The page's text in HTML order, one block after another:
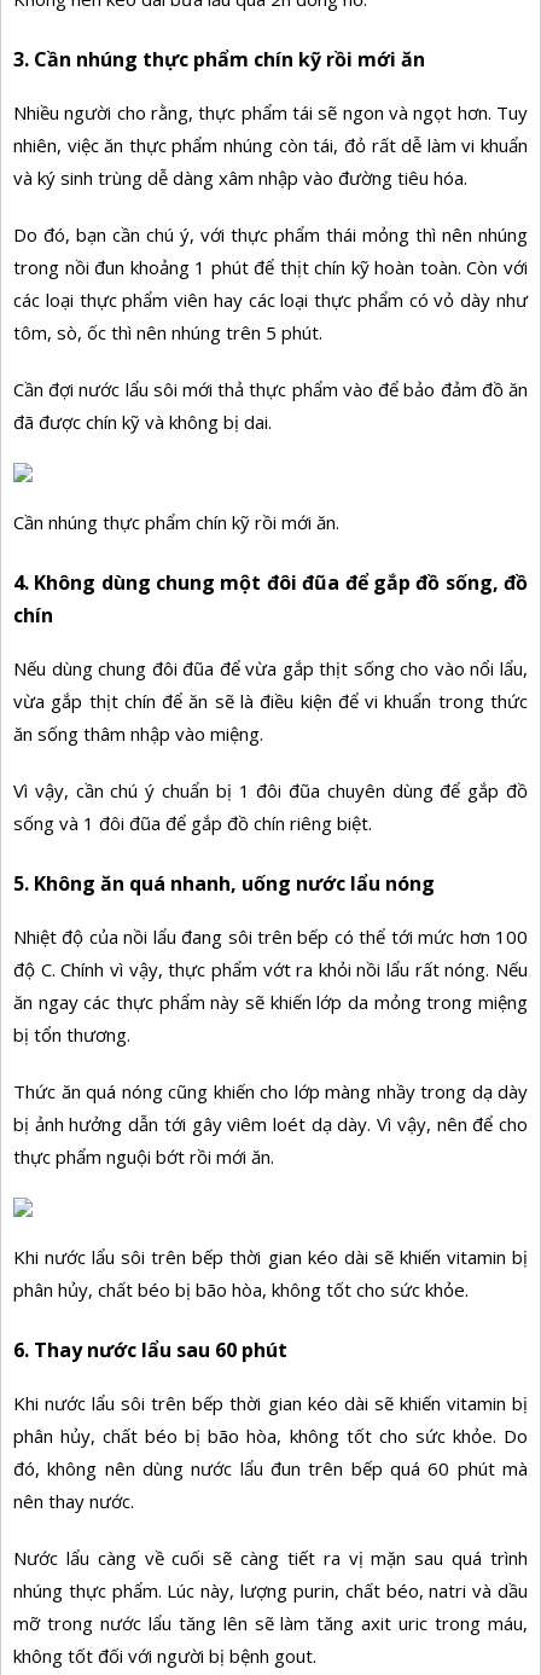
3. Cần nhúng thực phẩm chín kỹ rồi mới ăn
Nhiều người cho rằng, thực phẩm tái sẽ ngon và ngọt hơn. Tuy
nhiên, việc ăn thực phẩm nhúng còn tái, đỏ rất dễ làm vi khuẩn
và ký sinh trùng dễ dàng xâm nhập vào đường tiêu hóa.
Do đó, bạn cần chú ý, với thực phẩm thái mỏng thì nên nhúng
trong nồi đun khoảng 1 phút để thịt chín kỹ hoàn toàn. Còn với
các loại thực phẩm viên hay các loại thực phẩm có vỏ dày như
tôm, sò, ốc thì nên nhúng trên 5 phút.
Cần đợi nước lẩu sôi mới thả thực phẩm vào để bảo đảm đồ ăn
đã được chín kỹ và không bị dai.
Cần nhúng thực phẩm chín kỹ rồi mới ăn.
4. Không dùng chung một đôi đũa để gắp đồ sống, đồ
chín
Nếu dùng chung đôi đũa để vừa gắp thịt sống cho vào nổi lẩu,
vừa gắp thịt chín để ăn sẽ là điều kiện để vi khuẩn trong thức
ăn sống thâm nhập vào miệng.
Vì vậy, cần chú ý chuẩn bị 1 đôi đũa chuyên dùng để gắp đồ
sống và 1 đôi đũa để gắp đồ chín riêng biệt.
5. Không ăn quá nhanh, uống nước lẩu nóng
Nhiệt độ của nồi lẩu đang sôi trên bếp có thể tới mức hơn 100
độ C. Chính vì vậy, thực phẩm vớt ra khỏi nồi lẩu rất nóng. Nếu
ăn ngay các thực phẩm này sẽ khiến lớp da mỏng trong miệng
bị tổn thương.
Thức ăn quá nóng cũng khiến cho lớp màng nhầy trong dạ dày
bị ảnh hưởng dẫn tới gây viêm loét dạ dày. Vì vậy, nên để cho
thực phẩm nguội bớt rồi mới ăn.
Khi nước lẩu sôi trên bếp thời gian kéo dài sẽ khiến vitamin bị
phân hủy, chất béo bị bão hòa, không tốt cho sức khỏe.
6. Thay nước lẩu sau 60 phút
Khi nước lẩu sôi trên bếp thời gian kéo dài sẽ khiến vitamin bị
phân hủy, chất béo bị bão hòa, không tốt cho sức khỏe. Do
đó, không nên dùng nước lẩu đun trên bếp quá 60 phút mà
nên thay nước.
Nước lẩu càng về cuối sẽ càng tiết ra vị mặn sau quá trình
nhúng thực phẩm. Lúc này, lượng purin, chất béo, natri và dầu
mỡ trong nước lẩu tăng lên sẽ làm tăng axit uric trong máu,
không tốt đối với người bị bệnh gout.